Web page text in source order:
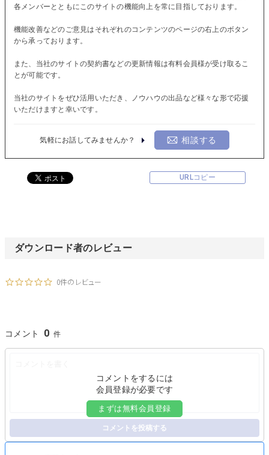
各メンバーとともにこのサイトの機能向上を常に目指しております。
機能改善などのご意見はそれぞれのコンテンツのページの右上のボタン
から承っております。
また、当社のサイトの契約書などの更新情報は有料会員様が受け取るこ
とが可能です。
当社のサイトをぜひ活用いただき、ノウハウの出品など様々な形で応援
いただけますと幸いです。
気軽にお話してみませんか？ 相談する
URLコピー
ダウンロード者のレビュー
0件のレビュー
コメント 0
コメントをするには
会員登録が必要です
まずは無料会員登録
コメントを投稿する